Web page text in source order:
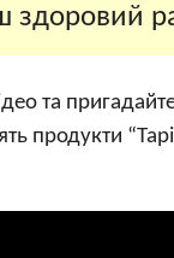
здоровий
та
продукти